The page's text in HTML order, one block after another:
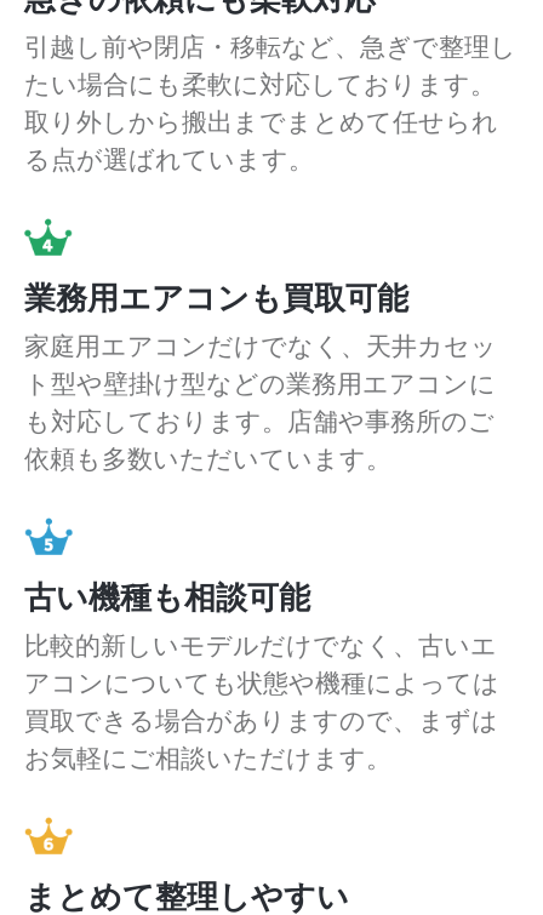
引越し前や閉店・移転など、急ぎで整理し
たい場合にも柔軟に対応しております。
取り外しから搬出までまとめて任せられ
る点が選ばれています。
業務用エアコンも買取可能
家庭用エアコンだけでなく、天井カセッ
ト型や壁掛け型などの業務用エアコンに
も対応しております。店舗や事務所のご
依頼も多数いただいています。
古い機種も相談可能
比較的新しいモデルだけでなく、古いエ
アコンについても状態や機種によっては
買取できる場合がありますので、まずは
お気軽にご相談いただけます。
まとめて整理しやすい